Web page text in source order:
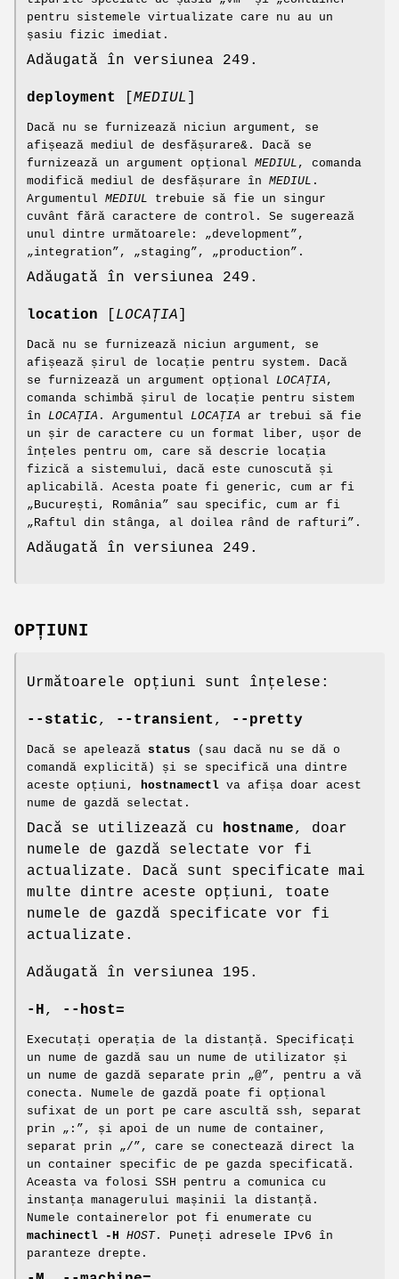
pentru sistemele virtualizate care nu au un
șasiu fizic imediat.
Adăugată în versiunea 249.
deployment MEDIUL
Dacă nu se furnizează niciun argument, se
afișează mediul de desfășurare&. Dacă se
furnizează un argument opțional MEDIUL , comanda
modifică mediul de desfășurare în MEDIUL .
Argumentul MEDIUL trebuie să fie un singur
cuvânt fără caractere de control. Se sugerează
unul dintre următoarele: „development”,
„integration”, „staging”, „production”.
Adăugată în versiunea 249.
location LOCAȚIA
Dacă nu se furnizează niciun argument, se
afișează șirul de locație pentru system. Dacă
se furnizează un argument opțional LOCAȚIA ,
comanda schimbă șirul de locație pentru sistem
în LOCAȚIA . Argumentul LOCAȚIA ar trebui să fie
un șir de caractere cu un format liber, ușor de
înțeles pentru om, care să descrie locația
fizică a sistemului, dacă este cunoscută și
aplicabilă. Acesta poate fi generic, cum ar fi
„București, România” sau specific, cum ar fi
„Raftul din stânga, al doilea rând de rafturi”.
Adăugată în versiunea 249.
OPȚIUNI
Următoarele opțiuni sunt înțelese:
--static, --transient , --pretty
Dacă se apelează status (sau dacă nu se dă o
comandă explicită) și se specifică una dintre
aceste opțiuni, hostnamectl va afișa doar acest
nume de gazdă selectat.
Dacă se utilizează cu hostname, doar
numele de gazdă selectate vor fi
actualizate. Dacă sunt specificate mai
multe dintre aceste opțiuni, toate
numele de gazdă specificate vor fi
actualizate.
Adăugată în versiunea 195.
-H, --host=
Executați operația de la distanță. Specificați
un nume de gazdă sau un nume de utilizator și
un nume de gazdă separate prin „@”, pentru a vă
conecta. Numele de gazdă poate fi opțional
sufixat de un port pe care ascultă ssh, separat
prin „:”, și apoi de un nume de container,
separat prin „/”, care se conectează direct la
un container specific de pe gazda specificată.
Aceasta va folosi SSH pentru a comunica cu
instanța managerului mașinii la distanță.
Numele containerelor pot fi enumerate cu
machinectl -H HOST. Puneți adresele IPv6 în
paranteze drepte.